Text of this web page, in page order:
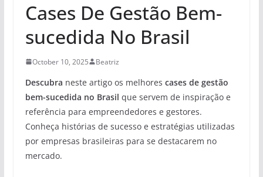
Cases De Gestão Bem-
sucedida No Brasil
October 10, 2025 Beatriz
Descubra neste artigo os melhores cases de gestão
bem-sucedida no Brasil que servem de inspiração e
referência para empreendedores e gestores.
Conheça histórias de sucesso e estratégias utilizadas
por empresas brasileiras para se destacarem no
mercado.